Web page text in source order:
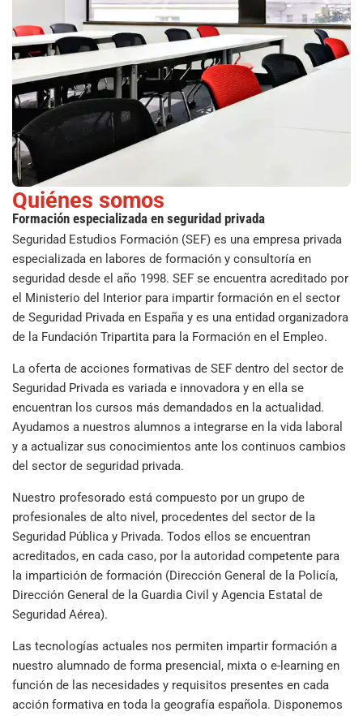
Quiénes somos
Formación especializada en seguridad privada
Seguridad Estudios Formación (SEF) es una empresa privada
especializada en labores de formación y consultoría en
seguridad desde el año 1998. SEF se encuentra acreditado por
el Ministerio del Interior para impartir formación en el sector
de Seguridad Privada en España y es una entidad organizadora
de la Fundación Tripartita para la Formación en el Empleo.
La oferta de acciones formativas de SEF dentro del sector de
Seguridad Privada es variada e innovadora y en ella se
encuentran los cursos más demandados en la actualidad.
Ayudamos a nuestros alumnos a integrarse en la vida laboral
y a actualizar sus conocimientos ante los continuos cambios
del sector de seguridad privada.
Nuestro profesorado está compuesto por un grupo de
profesionales de alto nivel, procedentes del sector de la
Seguridad Pública y Privada. Todos ellos se encuentran
acreditados, en cada caso, por la autoridad competente para
la impartición de formación (Dirección General de la Policía,
Dirección General de la Guardia Civil y Agencia Estatal de
Seguridad Aérea).
Las tecnologías actuales nos permiten impartir formación a
nuestro alumnado de forma presencial, mixta o e-learning en
función de las necesidades y requisitos presentes en cada
acción formativa en toda la geografía española. Disponemos